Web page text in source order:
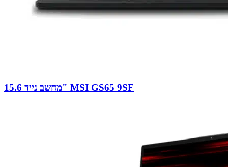
מחשב נייד 15.6" MSI GS65 9SF